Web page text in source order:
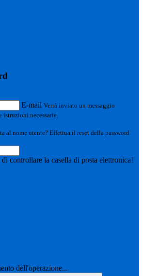
E-mail Verrà inviato un messaggio
necessarie.
al nome utente? Effettua il reset della password
controllare la casella di posta elettronica!
dell'operazione...